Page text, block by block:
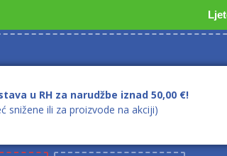
u RH za narudžbe iznad 50,00 €!
snižene ili za proizvode na akciji)